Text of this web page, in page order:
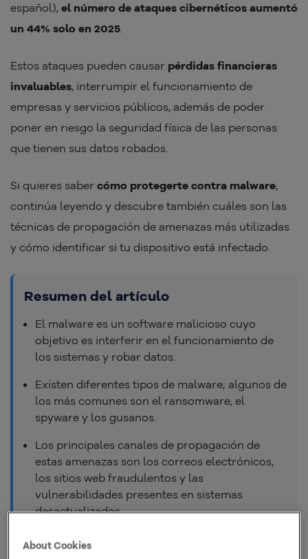
español), el número de ataques cibernéticos aumentó
un 44% solo en 2025.
Estos ataques pueden causar pérdidas financieras
invaluables, interrumpir el funcionamiento de
empresas y servicios públicos, además de poder
poner en riesgo la seguridad física de las personas
que tienen sus datos robados.
Si quieres saber cómo protegerte contra malware,
continúa leyendo y descubre también cuáles son las
técnicas de propagación de amenazas más utilizadas
y cómo identificar si tu dispositivo está infectado.
Resumen del artículo
El malware es un software malicioso cuyo
objetivo es interferir en el funcionamiento de
los sistemas y robar datos.
Existen diferentes tipos de malware; algunos de
los más comunes son el ransomware, el
spyware y los gusanos.
Los principales canales de propagación de
estas amenazas son los correos electrónicos,
los sitios web fraudulentos y las
vulnerabilidades presentes en sistemas
desactualizados.
Para evitar la instalación de malware, es
About Cookies